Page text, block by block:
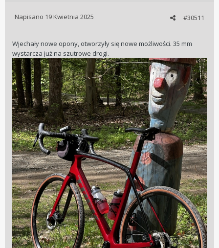
#30511
Napisano 19 Kwietnia 2025
Wjechały nowe opony, otworzyły się nowe możliwości. 35 mm
wystarcza już na szutrowe drogi.